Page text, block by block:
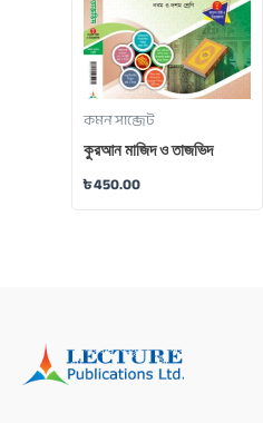
কমন সাব্জেট
কুরআন মাজিদ ও তাজভিদ
৳450.00